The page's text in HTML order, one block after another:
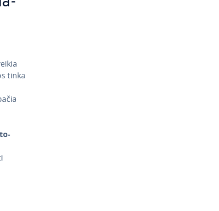
tinka